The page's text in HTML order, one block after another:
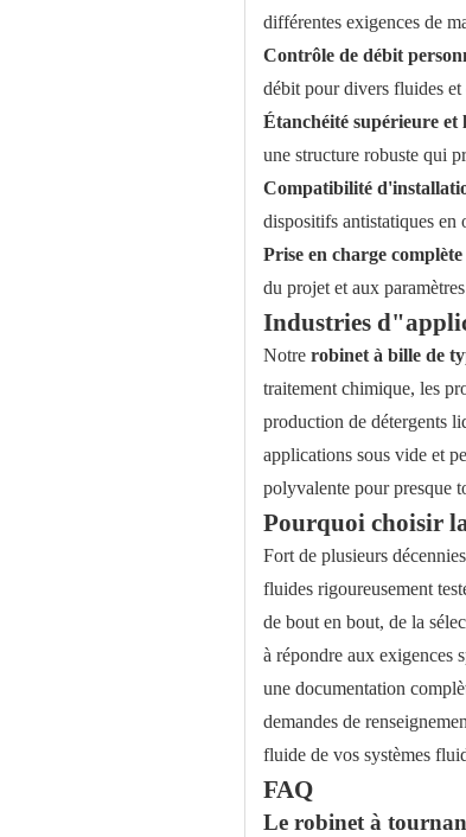
différentes exigences de
Contrôle de débit
débit pour divers fluides
Étanchéité supérieure et
une structure robuste qui
Compatibilité
dispositifs antistatiques
Prise en charge
du projet et aux
Industries
Notre robinet à bille de
traitement chimique, les
production de détergents
applications sous vide et
polyvalente pour presque
Pourquoi choisir
Fort de plusieurs
fluides rigoureusement
de bout en bout, de la
à répondre aux exigences
une documentation
demandes de
fluide de vos systèmes
FAQ
Le robinet à